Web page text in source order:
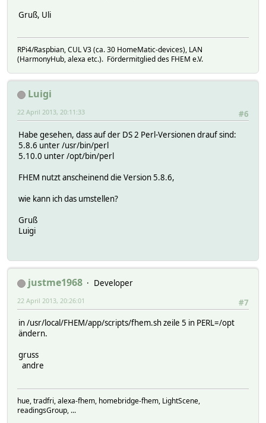
Gruß, Uli
RPi4/Raspbian, CUL V3 (ca. 30 HomeMatic-devices), LAN
(HarmonyHub, alexa etc.). Fördermitglied des FHEM e.V.
Luigi
#6
22 April 2013, 20:11:33
Habe gesehen, dass auf der DS 2 Perl-Versionen drauf sind:
5.8.6 unter /usr/bin/perl
5.10.0 unter /opt/bin/perl
FHEM nutzt anscheinend die Version 5.8.6,
wie kann ich das umstellen?
Gruß
Luigi
justme1968
Developer
#7
22 April 2013, 20:26:01
in /usr/local/FHEM/app/scripts/fhem.sh zeile 5 in PERL=/opt
ändern.
gruss
andre
hue, tradfri, alexa-fhem, homebridge-fhem, LightScene,
readingsGroup, ...